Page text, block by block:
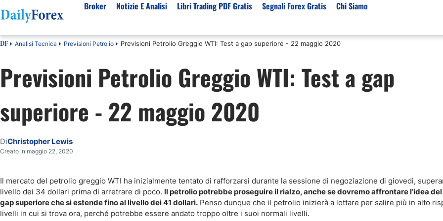
Broker
Bot Trading Automatico
Trading Bonus Senza Deposito
Consob Lista Broker Autorizzati
Broker No Esma
Broker con Spread 0
Migliori Broker Forex
Broker con Leva Alta
Broker Trading Oro(XAUUSD)
Migliori Broker Futures Trading
Segnali Trading
Copy Trading Forex
Notizie E Analisi
Quotazione EUR USD Real Time
Previsioni S&P500 Oggi
Previsioni Nasdaq 100 Oggi
Previsione Quotazione XAUUSD Oro
Tutte le Valute Disponibili
Tutti gli Indici Disponibili
Previsioni Forex Oggi
Mercato Azionario Oggi
Libri Trading PDF Gratis Segnali Forex Gratis Chi Siamo
Chi Siamo
Politica editoriale
Come Guadagniamo Soldi
La Nostra Metodologia
Perché Fidarsi di Noi
DF Analisi Tecnica Previsioni Petrolio Previsioni Petrolio Greggio WTI: Test a gap superiore - 22 maggio 2020
Previsioni Petrolio Greggio WTI: Test a gap
superiore - 22 maggio 2020
DiChristopher Lewis
Creato in maggio 22, 2020
Il mercato del petrolio greggio WTI ha inizialmente tentato di rafforzarsi durante la sessione di negoziazione di giovedì,
livello dei 34 dollari prima di arretrare di poco. Il petrolio potrebbe proseguire il rialzo, anche se dovremo affrontare l’idea
gap superiore che si estende fino al livello dei 41 dollari. Penso dunque che il petrolio inizierà a lottare per salire più in alto
livelli in cui si trova ora, perché potrebbe essere andato troppo oltre i suoi normali livelli.